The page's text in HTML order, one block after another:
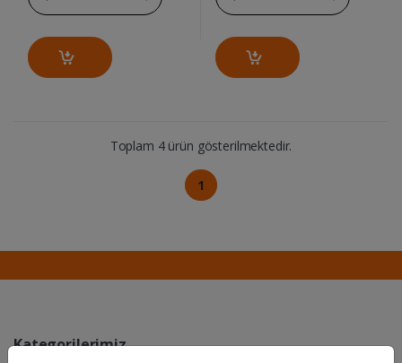
Toplam 4 ürün gösterilmektedir.
1
Kategorilerimiz